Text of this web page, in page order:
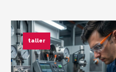
taller